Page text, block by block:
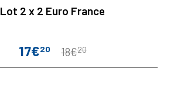
Lot 2 x 2 Euro France
Prix
17€20
Prix
18€20